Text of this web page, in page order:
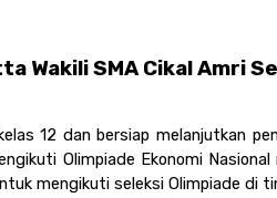
Wakili SMA Cikal Amri
12 dan bersiap melanjutkan
Olimpiade Ekonomi
mengikuti seleksi Olimpiade di